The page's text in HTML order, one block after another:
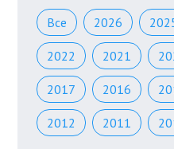
Все 2026
2022 2021
2017 2016
2012 2011